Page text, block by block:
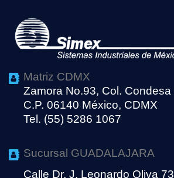
Matriz CDMX
Zamora No.93, Col. Condesa
C.P. 06140 México, CDMX
Tel. (55) 5286 1067
Sucursal GUADALAJARA
Calle Dr. J. Leonardo Oliva 73